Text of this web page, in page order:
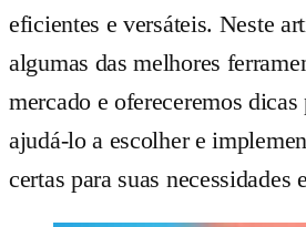
eficientes e versáteis. Neste
algumas das melhores
mercado e ofereceremos dicas
ajudá-lo a escolher e
certas para suas necessidades